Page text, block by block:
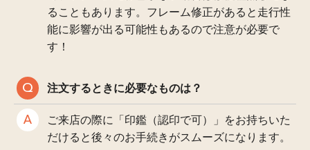
ることもあります。フレーム修正があると走行性
能に影響が出る可能性もあるので注意が必要で
す！
注文するときに必要なものは？
ご来店の際に「印鑑（認印で可）」をお持ちいた
だけると後々のお手続きがスムーズになります。